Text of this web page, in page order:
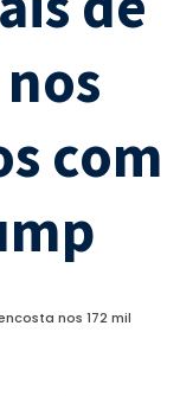
com
nos 172 mil